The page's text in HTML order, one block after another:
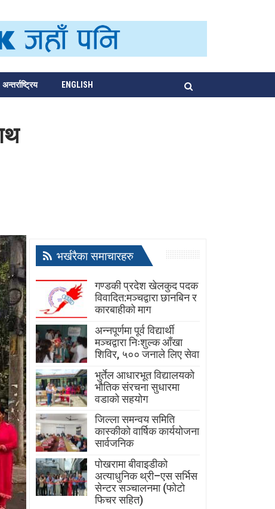
अन्तर्राष्ट्रिय ENGLISH
भर्खरैका समाचारहरु
गण्डकी प्रदेश खेलकुद पदक
विवादित:मञ्चद्वारा छानबिन र
कारबाहीको माग
अन्नपूर्णमा पूर्व विद्यार्थी
मञ्चद्वारा निःशुल्क आँखा
शिविर, ५०० जनाले लिए सेवा
भुर्तेल आधारभूत विद्यालयको
भौतिक संरचना सुधारमा
वडाको सहयोग
जिल्ला समन्वय समिति
कास्कीको वार्षिक कार्ययोजना
सार्वजनिक
पोखरामा बीवाइडीको
अत्याधुनिक थ्री–एस सर्भिस
सेन्टर सञ्चालनमा (फोटो
फिचर सहित)